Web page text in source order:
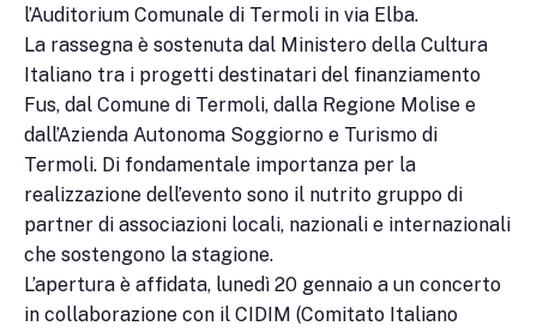
l’Auditorium Comunale di Termoli in via Elba.
La rassegna è sostenuta dal Ministero della Cultura
Italiano tra i progetti destinatari del finanziamento
Fus, dal Comune di Termoli, dalla Regione Molise e
dall’Azienda Autonoma Soggiorno e Turismo di
Termoli. Di fondamentale importanza per la
realizzazione dell’evento sono il nutrito gruppo di
partner di associazioni locali, nazionali e internazionali
che sostengono la stagione.
L’apertura è affidata, lunedì 20 gennaio a un concerto
in collaborazione con il CIDIM (Comitato Italiano